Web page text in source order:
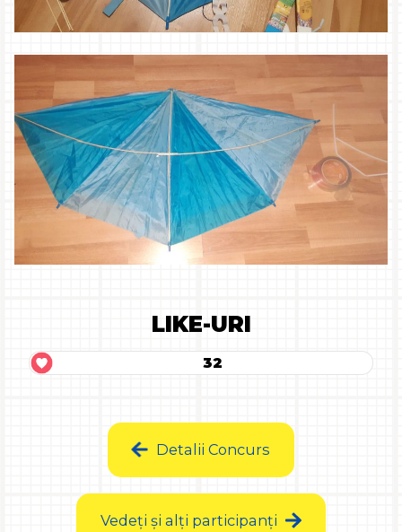
LIKE-URI
32
Detalii Concurs
Vedeți și alți participanți